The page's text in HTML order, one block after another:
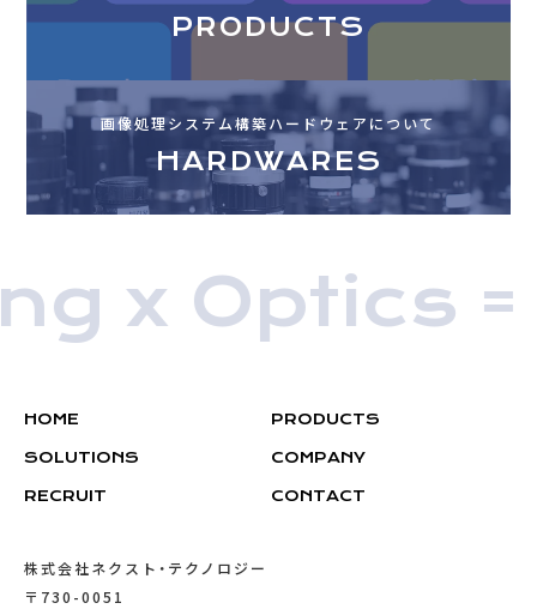
PRODUCTS
画像処理システム構築ハードウェアについて
HARDWARES
x Optics =
HOME PRODUCTS
SOLUTIONS COMPANY
RECRUIT CONTACT
株式会社ネクスト・テクノロジー
〒730-0051